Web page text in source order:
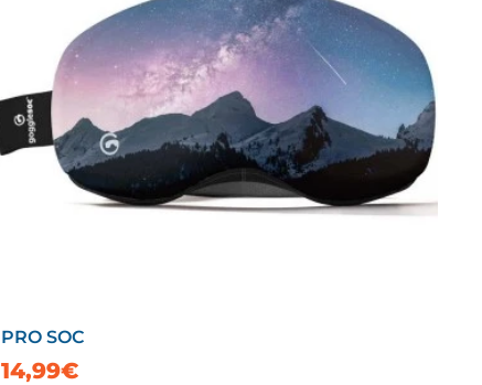
PRO SOC
14,99€